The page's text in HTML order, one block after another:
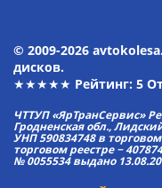
© 2009-2026
дисков.
★★★★★ Рейтинг: 5
ЧТТУП «ЯрТранСервис»
Гродненская обл.,
УНП 590834748 в торговом
торговом реестре −
№ 0055534 выдано